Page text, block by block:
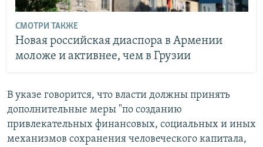
СМОТРИ ТАКЖЕ
Новая российская диаспора в Армении
моложе и активнее, чем в Грузии
В указе говорится, что власти должны принять
дополнительные меры "по созданию
привлекательных финансовых, социальных и иных
механизмов сохранения человеческого капитала,